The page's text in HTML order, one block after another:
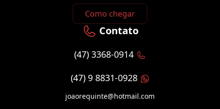
Como chegar
Contato
(47) 3368-0914
(47) 9 8831-0928
joaorequinte@hotmail.com